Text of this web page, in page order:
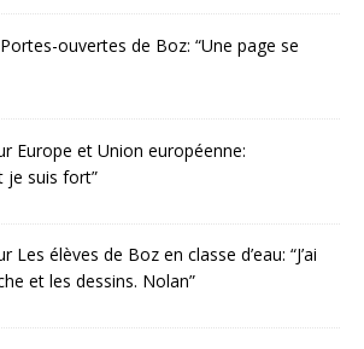
Portes-ouvertes de Boz: “Une page se
Europe et Union européenne:
je suis fort”
Les élèves de Boz en classe d’eau: “J’ai
et les dessins. Nolan”